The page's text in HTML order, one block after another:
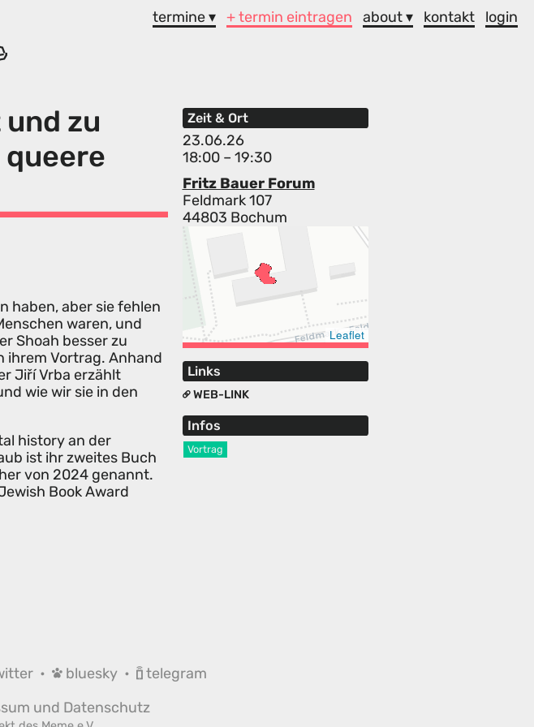
termine ▾ + termin eintragen about ▾ kontakt login
und zu
Zeit & Ort
23.06.26
18:00 – 19:30
Fritz Bauer Forum
Feldmark 107
44803 Bochum
Leaflet
Links
WEB-LINK
Infos
Vortrag
haben, aber sie fehlen
waren, und
Shoah besser zu
ihrem Vortrag. Anhand
Jiří Vrba erzählt
wie wir sie in den
history an der
ist ihr zweites Buch
von 2024 genannt.
Book Award
• bluesky •
telegram
und Datenschutz